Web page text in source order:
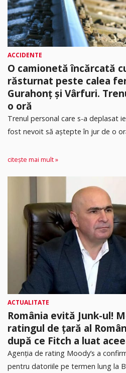
ACCIDENTE
O camionetă încărcată
răsturnat peste calea
Gurahonț și Vârfuri.
o oră
Trenul personal care s-a deplasat
fost nevoit să aștepte în jur de o
citește mai mult »
ACTUALITATE
România evită Junk-ul!
ratingul de țară al
după ce Fitch a luat
Agenția de rating Moody’s a
pentru datoriile pe termen lung la